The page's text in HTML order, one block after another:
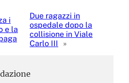
i
e la
Due ragazzi in
ospedale dopo la
collisione in Viale
Carlo III
»